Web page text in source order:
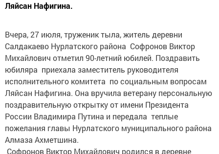
Ляйсан Нафигина.
Вчера, 27 июля, труженик тыла, житель деревни
Салдакаево Нурлатского района Софронов Виктор
Михайлович отметил 90-летний юбилей. Поздравить
юбиляра приехала заместитель руководителя
исполнительного комитета по социальным вопросам
Ляйсан Нафигина. Она вручила ветерану персональную
поздравительную открытку от имени Президента
России Владимира Путина и передала теплые
пожелания главы Нурлатского муниципального района
Алмаза Ахметшина.
Софронов Виктор Михайлович родился в деревне